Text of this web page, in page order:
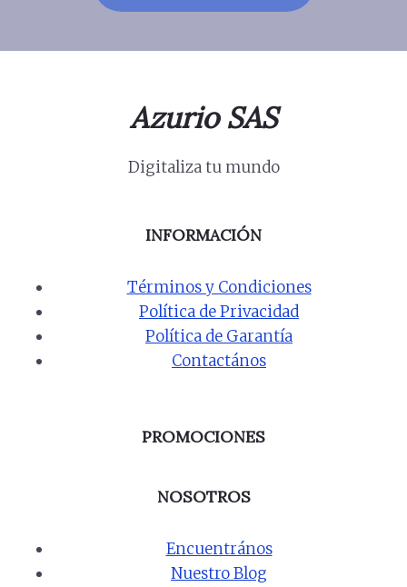
Azurio SAS
Digitaliza tu mundo
INFORMACIÓN
Términos y Condiciones
Política de Privacidad
Política de Garantía
Contactános
PROMOCIONES
NOSOTROS
Encuentrános
Nuestro Blog